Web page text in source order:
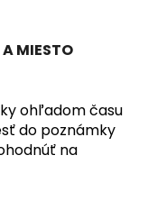
MIESTO
ohľadom času
do poznámky
na